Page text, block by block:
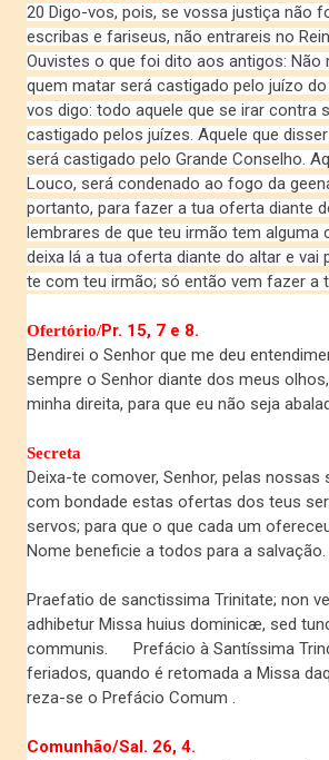
20 Digo-vos, pois, se vossa justiça não
escribas e fariseus, não entrareis no
Ouvistes o que foi dito aos antigos: Não
quem matar será castigado pelo juízo
vos digo: todo aquele que se irar contra
castigado pelos juízes. Aquele que
será castigado pelo Grande Conselho.
Louco, será condenado ao fogo da
portanto, para fazer a tua oferta diante
lembrares de que teu irmão tem alguma
deixa lá a tua oferta diante do altar e vai
te com teu irmão; só então vem fazer a
Ofertório/Pr. 15, 7 e 8.
Bendirei o Senhor que me deu
sempre o Senhor diante dos meus
minha direita, para que eu não seja
Secreta
Deixa-te comover, Senhor, pelas nossas
com bondade estas ofertas dos teus
servos; para que o que cada um
Nome beneficie a todos para a salvação.
Praefatio de sanctissima Trinitate; non
adhibetur Missa huius dominicæ, sed
communis.
Prefácio à Santíssima
feriados, quando é retomada a Missa
reza-se o Prefácio Comum .
Comunhão/Sal. 26, 4.